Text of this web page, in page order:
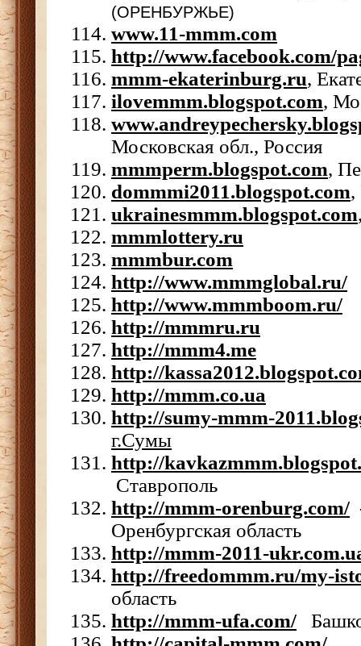
(ОРЕНБУРЖЬЕ)
www.11-mmm.com
http://www.facebook.com/
mmm-ekaterinburg.ru,
ilovemmm.blogspot.com,
Московская обл., Россия
mmmperm.blogspot.com,
dommmi2011.blogspot.com,
ukrainesmmm.blogspot.com
mmmlottery.ru
mmmbur.com
http://www.mmmglobal.ru/
http://www.mmmboom.ru/
http://mmmru.ru
http://mmm4.me
http://
http://mmm.co.ua
http://sumy-mmm-
г.Сумы
http://
Ставрополь
http://mmm-orenburg.com/
Оренбургская область
http://mmm-2011-
http://freedommm.ru/my-
область
http://mmm-ufa.com/